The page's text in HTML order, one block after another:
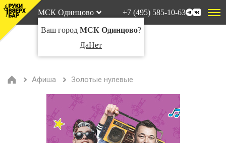
МСК Одинцово
Ваш город МСК Одинцово?
ДаНет
+7 (495) 585-10-63
Афиша Золотые нулевые